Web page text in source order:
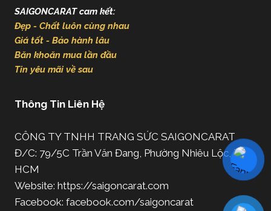
SAIGONCARAT cam kết:
Đẹp - Chất luôn cùng nhau
Giá tốt - Bảo hành lâu
Băn khoăn mua lần đầu
Tin yêu mãi về sau
Thông Tin Liên Hệ
CÔNG TY TNHH TRANG SỨC SAIGONCARAT
Đ/C: 79/5C Trần Văn Đang, Phường Nhiêu Lộc, TP.
HCM
Website: https://saigoncarat.com
Facebook: facebook.com/saigoncarat